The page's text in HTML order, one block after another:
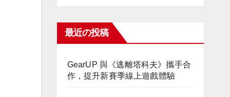
最近の投稿
GearUP 與《逃離塔科夫》攜手合
作，提升新賽季線上遊戲體驗